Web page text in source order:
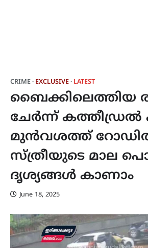
CRIME EXCLUSIVE LATEST
ബൈക്കിലെത്തിയ
ചേര്‍ന്ന് കത്തീഡ്രല്‍
മുന്‍വശത്ത്
സ്ത്രീയുടെ മാല
ദൃശ്യങ്ങൾ കാണാം
June 18, 2025